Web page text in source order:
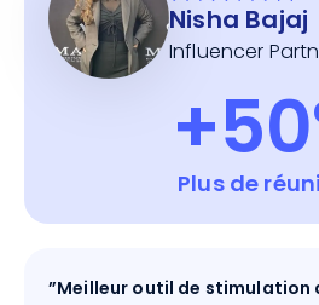
Nisha Bajaj
Influencer
Plus de
”Meilleur outil de stimulation